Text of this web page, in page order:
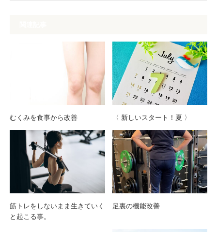
むくみを食事から改善 〈 新しいスタート！夏 〉
筋トレをしないまま生きていく
と起こる事。
足裏の機能改善